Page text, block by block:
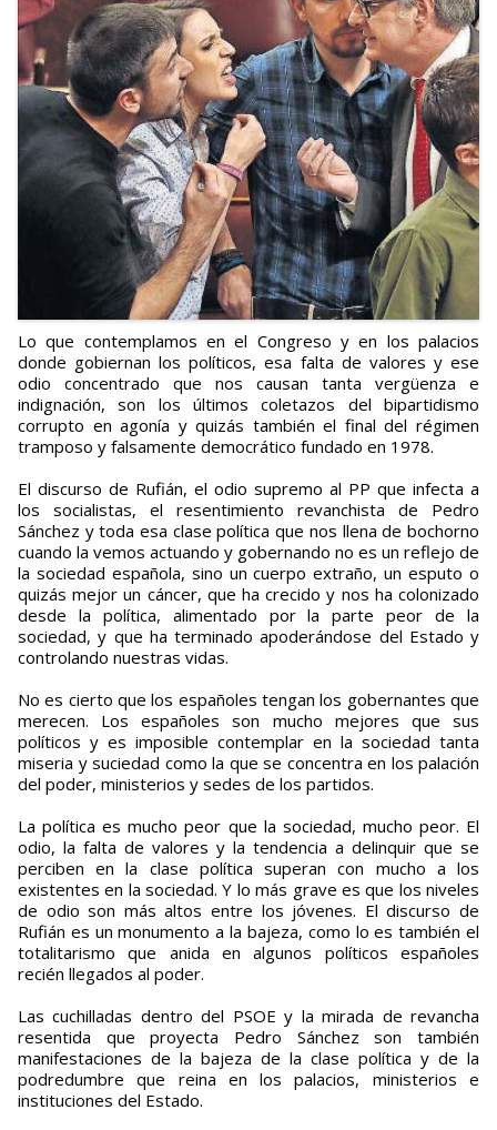
Lo que contemplamos en el Congreso y en los palacios
donde gobiernan los políticos, esa falta de valores y ese
odio concentrado que nos causan tanta vergüenza e
indignación, son los últimos coletazos del bipartidismo
corrupto en agonía y quizás también el final del régimen
tramposo y falsamente democrático fundado en 1978.
El discurso de Rufián, el odio supremo al PP que infecta a
los socialistas, el resentimiento revanchista de Pedro
Sánchez y toda esa clase política que nos llena de bochorno
cuando la vemos actuando y gobernando no es un reflejo de
la sociedad española, sino un cuerpo extraño, un esputo o
quizás mejor un cáncer, que ha crecido y nos ha colonizado
desde la política, alimentado por la parte peor de la
sociedad, y que ha terminado apoderándose del Estado y
controlando nuestras vidas.
No es cierto que los españoles tengan los gobernantes que
merecen. Los españoles son mucho mejores que sus
políticos y es imposible contemplar en la sociedad tanta
miseria y suciedad como la que se concentra en los palación
del poder, ministerios y sedes de los partidos.
La política es mucho peor que la sociedad, mucho peor. El
odio, la falta de valores y la tendencia a delinquir que se
perciben en la clase política superan con mucho a los
existentes en la sociedad. Y lo más grave es que los niveles
de odio son más altos entre los jóvenes. El discurso de
Rufián es un monumento a la bajeza, como lo es también el
totalitarismo que anida en algunos políticos españoles
recién llegados al poder.
Las cuchilladas dentro del PSOE y la mirada de revancha
resentida que proyecta Pedro Sánchez son también
manifestaciones de la bajeza de la clase política y de la
podredumbre que reina en los palacios, ministerios e
instituciones del Estado.